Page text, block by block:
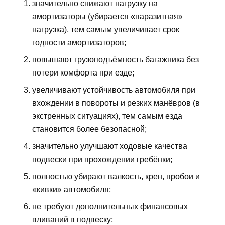
значительно снижают нагрузку на
амортизаторы (убирается «паразитная»
нагрузка), тем самым увеличивает срок
годности амортизаторов;
повышают грузоподъёмность багажника без
потери комфорта при езде;
увеличивают устойчивость автомобиля при
вхождении в повороты и резких манёвров (в
экстренных ситуациях), тем самым езда
становится более безопасной;
значительно улучшают ходовые качества
подвески при прохождении гребёнки;
полностью убирают валкость, крен, пробои и
«кивки» автомобиля;
не требуют дополнительных финансовых
вливаний в подвеску;